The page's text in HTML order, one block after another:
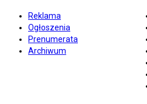
Reklama
Ogłoszenia
Prenumerata
Archiwum